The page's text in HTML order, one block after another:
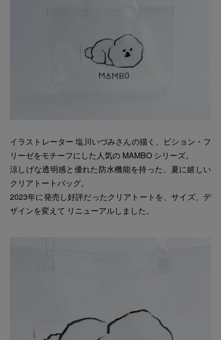
イラストレーター 塩川いづみさんの描く、ビション・フ
リーゼをモチーフにした人気の MAMBO シリーズ。
涼しげな透明感と優れた防水機能を持った、夏に嬉しい
クリアトートバッグ。
2023年に発売し好評だったクリアトートを、サイズ、デ
ザインを変えて リニューアルしました。